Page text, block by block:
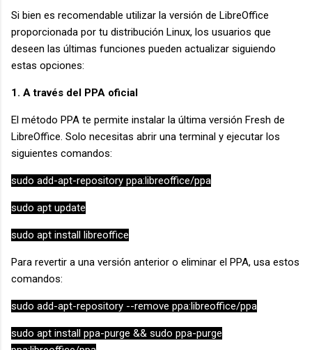
Si bien es recomendable utilizar la versión de LibreOffice
proporcionada por tu distribución Linux, los usuarios que
deseen las últimas funciones pueden actualizar siguiendo
estas opciones:
1. A través del PPA oficial
El método PPA te permite instalar la última versión Fresh de
LibreOffice. Solo necesitas abrir una terminal y ejecutar los
siguientes comandos:
sudo add-apt-repository ppa:libreoffice/ppa
sudo apt update
sudo apt install libreoffice
Para revertir a una versión anterior o eliminar el PPA, usa estos
comandos:
sudo add-apt-repository --remove ppa:libreoffice/ppa
sudo apt install ppa-purge && sudo ppa-purge